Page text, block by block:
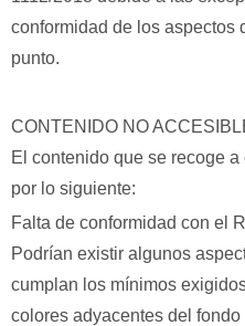
conformidad de los aspectos
punto.
CONTENIDO NO
El contenido que se recoge
por lo siguiente:
Falta de conformidad con el
Podrían existir algunos
cumplan los mínimos
colores adyacentes del